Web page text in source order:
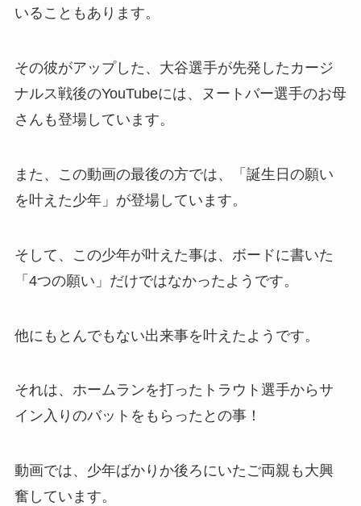
いることもあります。
その彼がアップした、大谷選手が先発したカージ
ナルス戦後のYouTubeには、ヌートバー選手のお母
さんも登場しています。
また、この動画の最後の方では、「誕生日の願い
を叶えた少年」が登場しています。
そして、この少年が叶えた事は、ボードに書いた
「4つの願い」だけではなかったようです。
他にもとんでもない出来事を叶えたようです。
それは、ホームランを打ったトラウト選手からサ
イン入りのバットをもらったとの事！
動画では、少年ばかりか後ろにいたご両親も大興
奮しています。